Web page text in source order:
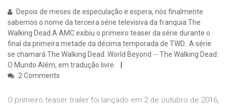
Depois de meses de especulação e espera, nós finalmente
sabemos o nome da terceira série televisiva da franquia The
Walking Dead.A AMC exibiu o primeiro teaser da série durante o
final da primeira metade da décima temporada de TWD.. A série
se chamará The Walking Dead: World Beyond -- The Walking Dead:
O Mundo Além, em tradução livre.
2 Comments
O primeiro teaser trailer foi lançado em 2 de outubro de 2016,